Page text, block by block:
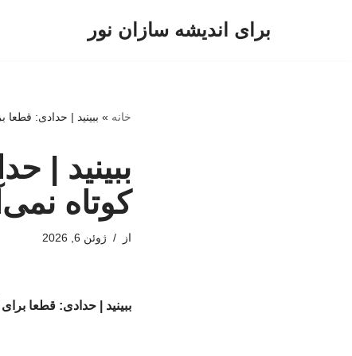
برای اندیشه سازان نور
خانه » ببینید | حدادی:
ببینید |
کوتاه
از ژوئن 6, 2026
ببینید | حدادی: قطعا